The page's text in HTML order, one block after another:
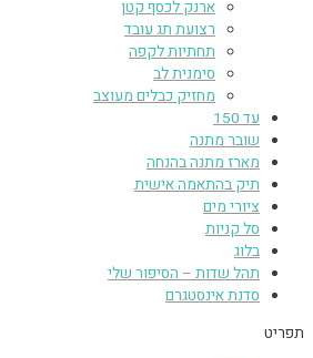
ארנק לכסף קטן
רצועת תג עובד
תחתיות לקפה
סימנית לב
מחזיק כבלים מעוצב
עד 150
שובר מתנה
מארז מתנה בהנחה
תיק בהתאמה אישית
ציורי מים
סל קניות
בלוג
תהל שדות – הסיפור שלי
סדנת אינסטגרם
תפריט